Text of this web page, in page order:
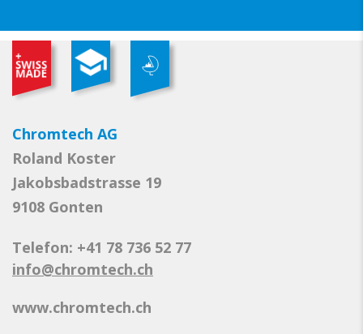
Chromtech AG
Roland Koster
Jakobsbadstrasse 19
9108 Gonten
Telefon: +41 78 736 52 77
info@chromtech.ch
www.chromtech.ch